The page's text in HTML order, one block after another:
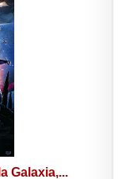
Galaxia,...